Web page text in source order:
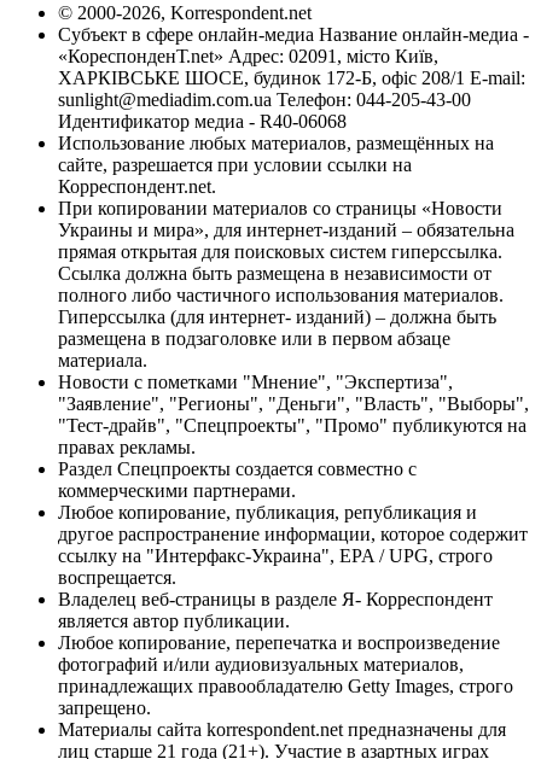
© 2000-2026, Korrespondent.net
Субъект в сфере онлайн-медиа Название онлайн-медиа -
«КореспонденТ.net» Адрес: 02091, місто Київ,
ХАРКІВСЬКЕ ШОСЕ, будинок 172-Б, офіс 208/1 E-mail:
sunlight@mediadim.com.ua Телефон: 044-205-43-00
Идентификатор медиа - R40-06068
Использование любых материалов, размещённых на
сайте, разрешается при условии ссылки на
Корреспондент.net.
При копировании материалов со страницы «Новости
Украины и мира», для интернет-изданий – обязательна
прямая открытая для поисковых систем гиперссылка.
Ссылка должна быть размещена в независимости от
полного либо частичного использования материалов.
Гиперссылка (для интернет- изданий) – должна быть
размещена в подзаголовке или в первом абзаце
материала.
Новости с пометками "Мнение", "Экспертиза",
"Заявление", "Регионы", "Деньги", "Власть", "Выборы",
"Тест-драйв", "Спецпроекты", "Промо" публикуются на
правах рекламы.
Раздел Спецпроекты создается совместно с
коммерческими партнерами.
Любое копирование, публикация, републикация и
другое распространение информации, которое содержит
ссылку на "Интерфакс-Украина", EPA / UPG, строго
воспрещается.
Владелец веб-страницы в разделе Я- Корреспондент
является автор публикации.
Любое копирование, перепечатка и воспроизведение
фотографий и/или аудиовизуальных материалов,
принадлежащих правообладателю Getty Images, строго
запрещено.
Материалы сайта korrespondent.net предназначены для
лиц старше 21 года (21+). Участие в азартных играх